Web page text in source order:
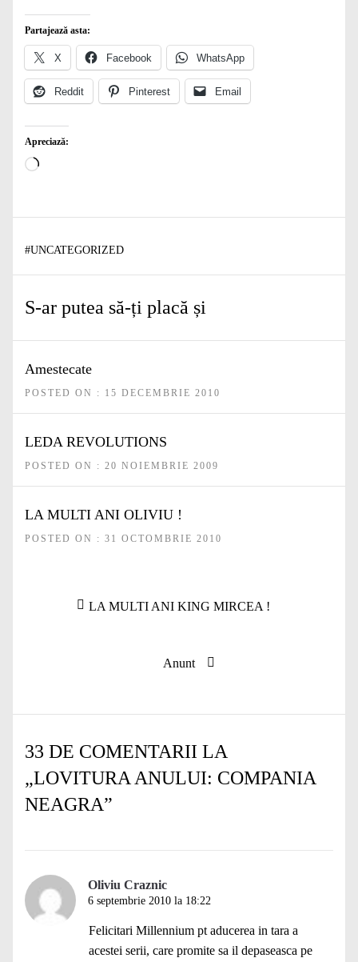
Partajează asta:
X Facebook WhatsApp
Reddit Pinterest Email
Apreciază:
Încarc...
#UNCATEGORIZED
S-ar putea să-ți placă și
Amestecate
POSTED ON : 15 DECEMBRIE 2010
LEDA REVOLUTIONS
POSTED ON : 20 NOIEMBRIE 2009
LA MULTI ANI OLIVIU !
POSTED ON : 31 OCTOMBRIE 2010
Navigare
Articolul
LA MULTI ANI KING MIRCEA !
Articolul
Anunt
33 DE COMENTARII LA
„LOVITURA ANULUI: COMPANIA
NEAGRA”
Oliviu Craznic
6 septembrie 2010 la 18:22
Felicitari Millennium pt aducerea in tara a
acestei serii, care promite sa il depaseasca pe